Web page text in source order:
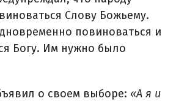
Слову Божьему.
повиноваться и
Богу. Им нужно было
о своем выборе: «А я и